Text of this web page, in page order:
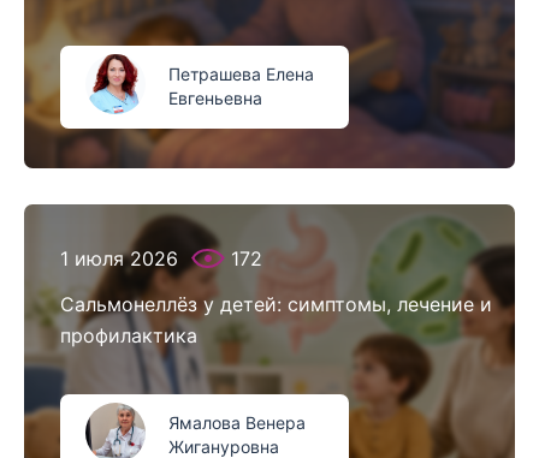
Петрашева Елена
Евгеньевна
1 июля 2026
172
Сальмонеллёз у детей: симптомы, лечение и
профилактика
Ямалова Венера
Жигануровна